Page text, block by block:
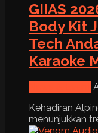
GIIAS
Body Kit
Tech
Karaoke
Kehadiran
menunjukkan